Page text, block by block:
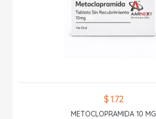
$ 1.72
METOCLOPRAMIDA 10 MG